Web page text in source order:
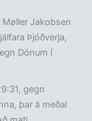
Jakobsen
Þjóðverja,
Dönum í
gegn
þar á meðal